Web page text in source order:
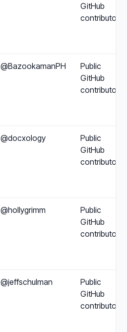
GitHub
contributor
@BazookamanPH
Public
GitHub
contributor
@docxology
Public
GitHub
contributor
@hollygrimm
Public
GitHub
contributor
@jeffschulman
Public
GitHub
contributor